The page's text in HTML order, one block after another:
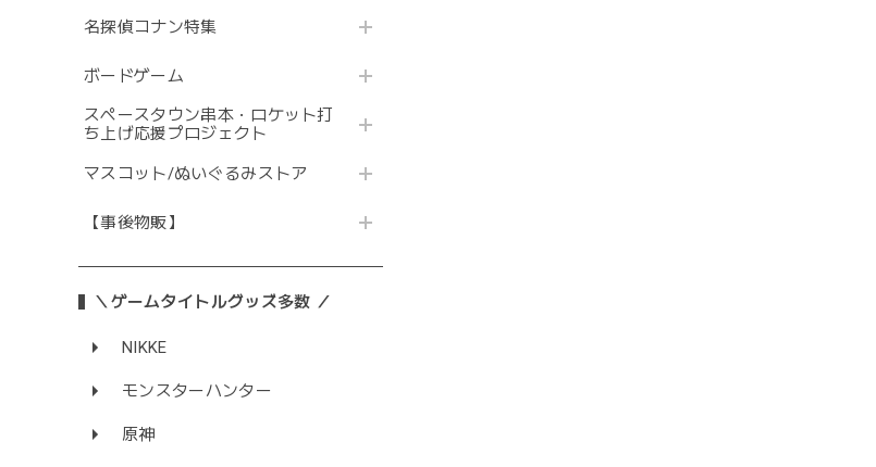
名探偵コナン特集
ボードゲーム
スペースタウン串本・ロケット打
ち上げ応援プロジェクト
マスコット/ぬいぐるみストア
【事後物販】
＼ゲームタイトルグッズ多数 ／
NIKKE
モンスターハンター
原神